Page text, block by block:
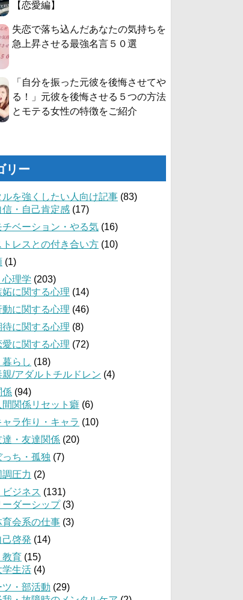
【恋愛編】
失恋で落ち込んだあなたの気持ちを
急上昇させる最強名言５０選
「自分を振った元彼を後悔させてや
る！」元彼を後悔させる５つの方法
とモテる女性の特徴をご紹介
リー
ルを強くしたい人向け記事 (83)
信・自己肯定感 (17)
チベーション・やる気 (16)
トレスとの付き合い方 (10)
(1)
理学 (203)
妬に関する心理 (14)
動に関する心理 (46)
待に関する心理 (8)
愛に関する心理 (72)
らし (18)
親/アダルトチルドレン (4)
係 (94)
間関係リセット癖 (6)
ャラ作り・キャラ (10)
達・友達関係 (20)
っち・孤独 (7)
調圧力 (2)
ジネス (131)
ーダーシップ(3)
育会系の仕事 (3)
己啓発 (14)
教育 (15)
学生活 (4)
ツ・部活動 (29)